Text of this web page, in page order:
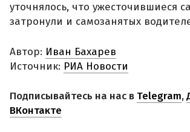
уточнялось, что ужесточившиеся
затронули и самозанятых
Автор: Иван Бахарев
Источник: РИА Новости
Подписывайтесь на нас в Telegram,
ВКонтакте